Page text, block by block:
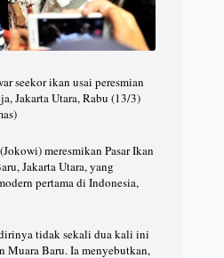
seekor ikan usai peresmian
Jakarta Utara, Rabu (13/3)
meresmikan Pasar Ikan
Jakarta Utara, yang
pertama di Indonesia,
tidak sekali dua kali ini
Muara Baru. Ia menyebutkan,